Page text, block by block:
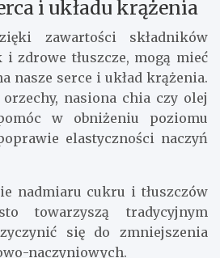
ale i dodatkowych wartości
desery mogą być smaczne i
dla naszego zdrowia.
diecie może przynieść wiele
samopoczucia,
energii oraz wsparcie w
deserów a
i układu krążenia